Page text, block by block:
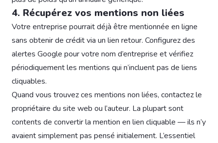
4. Récupérez vos mentions non liées
Votre entreprise pourrait déjà être mentionnée en ligne
sans obtenir de crédit via un lien retour. Configurez des
alertes Google pour votre nom d’entreprise et vérifiez
périodiquement les mentions qui n’incluent pas de liens
cliquables.
Quand vous trouvez ces mentions non liées, contactez le
propriétaire du site web ou l’auteur. La plupart sont
contents de convertir la mention en lien cliquable — ils n’y
avaient simplement pas pensé initialement. L’essentiel